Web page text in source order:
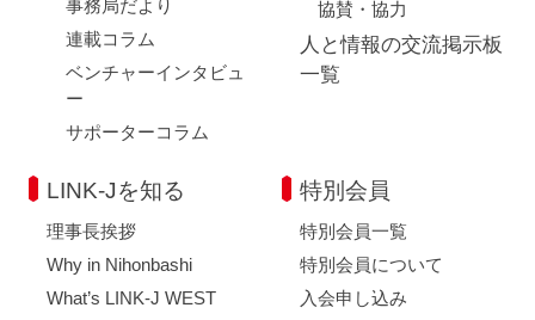
事務局だより
連載コラム
ベンチャーインタビュ
ー
サポーターコラム
協賛・協力
人と情報の交流掲示板
一覧
LINK-Jを知る
理事長挨拶
Why in Nihonbashi
What’s LINK-J WEST
特別会員
特別会員一覧
特別会員について
入会申し込み